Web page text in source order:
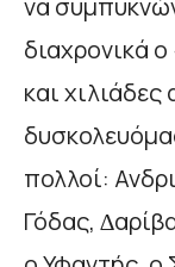
να
διαχρονικά
και
πολλοί:
Γόδας,